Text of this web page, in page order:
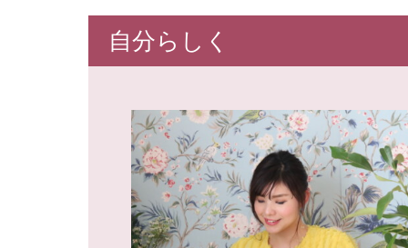
自分らしく